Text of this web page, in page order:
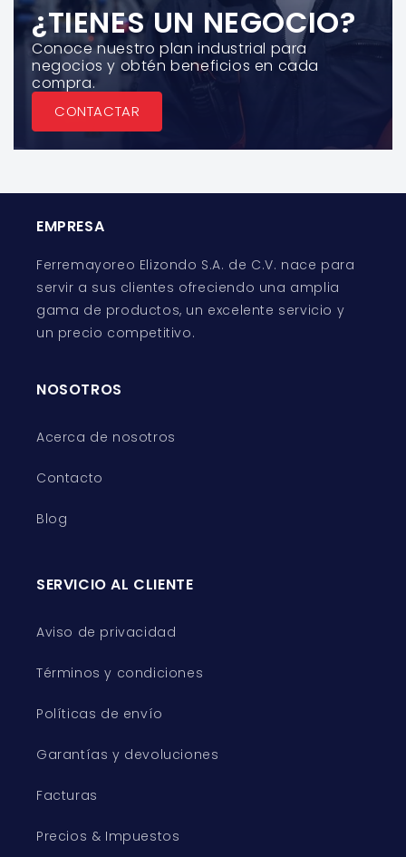
¿TIENES UN NEGOCIO?
Conoce nuestro plan industrial para
negocios y obtén beneficios en cada
compra.
CONTACTAR
EMPRESA
Ferremayoreo Elizondo S.A. de C.V. nace para
servir a sus clientes ofreciendo una amplia
gama de productos, un excelente servicio y
un precio competitivo.
NOSOTROS
Acerca de nosotros
Contacto
Blog
SERVICIO AL CLIENTE
Aviso de privacidad
Términos y condiciones
Políticas de envío
Garantías y devoluciones
Facturas
Precios & Impuestos